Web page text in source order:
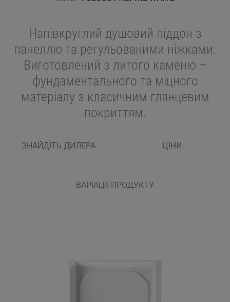
Напівкруглий душовий піддон з
панеллю та регульованими ніжками.
Виготовлений з литого каменю –
фундаментального та міцного
матеріалу з класичним глянцевим
покриттям.
ЗНАЙДІТЬ ДИЛЕРА ЦІНИ
ВАРІАЦІЇ ПРОДУКТУ